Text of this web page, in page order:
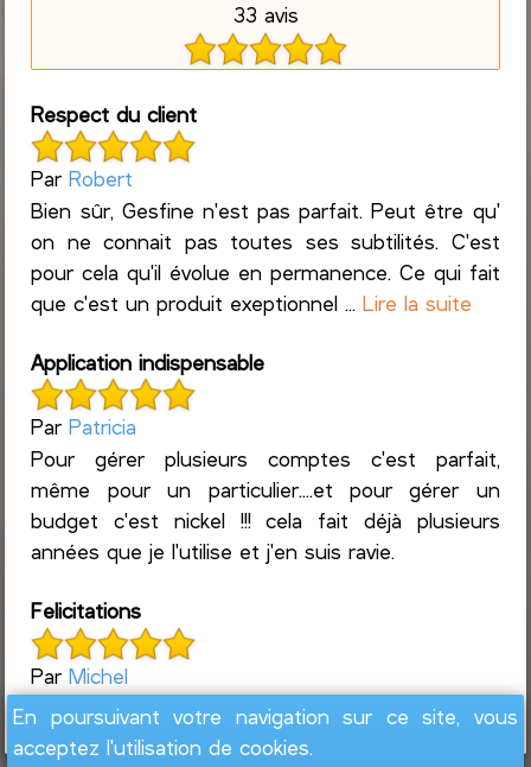
33 avis
Respect du client
ParRobert
Bien sûr, Gesfine n'est pas parfait. Peut être qu'
on ne connait pas toutes ses subtilités. C'est
pour cela qu'il évolue en permanence. Ce qui fait
que c'est un produit exeptionnel ...Lire la suite
Application indispensable
ParPatricia
Pour gérer plusieurs comptes c'est parfait,
même pour un particulier....et pour gérer un
budget c'est nickel !!! cela fait déjà plusieurs
années que je l'utilise et j'en suis ravie.
Felicitations
ParMichel
Super logiciel pour suivre ces finances
En poursuivant votre navigation sur ce site, vous
acceptez l'utilisation de cookies.